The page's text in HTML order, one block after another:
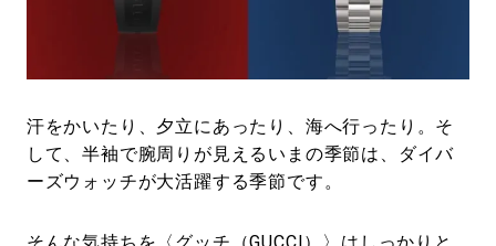
#LIFESTYLE #OUTDOOR
#HANDSOME HANDBOOK
汗をかいたり、夕立にあったり、海へ行ったり。そ
して、半袖で腕周りが見えるいまの季節は、ダイバ
ーズウォッチが大活躍する季節です。